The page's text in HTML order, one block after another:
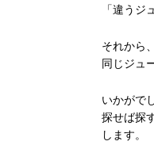
「違うジ
それから
同じジュ
いかがで
探せば探
します。